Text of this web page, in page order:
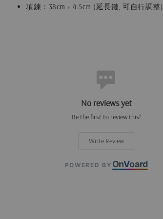
項鍊：38cm + 4.5cm (延長鏈, 可自行調整)
No reviews yet
Be the first to review this!
Write Review
POWERED BY OnVoard